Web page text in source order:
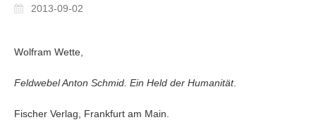
2013-09-02
Wolfram Wette,
Feldwebel Anton Schmid. Ein Held der Humanität.
Fischer Verlag, Frankfurt am Main.